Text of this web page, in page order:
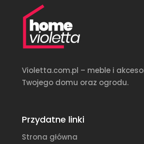
Violetta.com.pl – meble i
Twojego domu oraz ogrodu.
Przydatne linki
Strona główna